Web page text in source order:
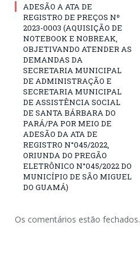
ADESÃO A ATA DE
REGISTRO DE PREÇOS Nº
2023-0003 (AQUISIÇÃO DE
NOTEBOOK E NOBREAK,
OBJETIVANDO ATENDER AS
DEMANDAS DA
SECRETARIA MUNICIPAL
DE ADMINISTRAÇÃO E
SECRETARIA MUNICIPAL
DE ASSISTÊNCIA SOCIAL
DE SANTA BÁRBARA DO
PARÁ/PA POR MEIO DE
ADESÃO DA ATA DE
REGISTRO N°045/2022,
ORIUNDA DO PREGÃO
ELETRÔNICO N°045/2022 DO
MUNICÍPIO DE SÃO MIGUEL
DO GUAMÁ)
Os comentários estão fechados.